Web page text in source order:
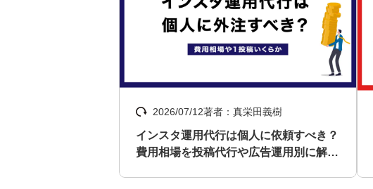
正社員
マーケ
カスタマ
常勤監
内部監
募集要
2026/07/12著者：真栄田義樹
インスタ運用代行は個人に依頼すべき？
費用相場を投稿代行や広告運用別に解